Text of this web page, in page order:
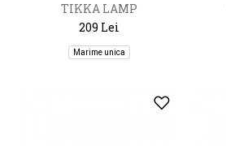
TIKKA LAMP
209 Lei
Marime unica